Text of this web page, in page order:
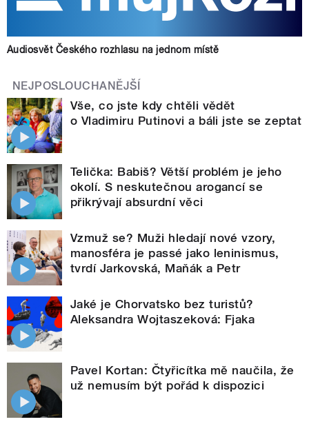
Audiosvět Českého rozhlasu na jednom místě
NEJPOSLOUCHANĚJŠÍ
Vše, co jste kdy chtěli vědět
o Vladimiru Putinovi a báli jste se zeptat
Telička: Babiš? Větší problém je jeho
okolí. S neskutečnou arogancí se
přikrývají absurdní věci
Vzmuž se? Muži hledají nové vzory,
manosféra je passé jako leninismus,
tvrdí Jarkovská, Maňák a Petr
Jaké je Chorvatsko bez turistů?
Aleksandra Wojtaszeková: Fjaka
Pavel Kortan: Čtyřicítka mě naučila, že
už nemusím být pořád k dispozici